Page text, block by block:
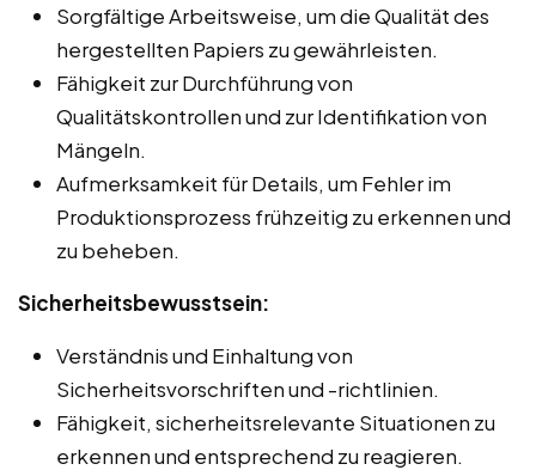
Sorgfältige Arbeitsweise, um die Qualität des
hergestellten Papiers zu gewährleisten.
Fähigkeit zur Durchführung von
Qualitätskontrollen und zur Identifikation von
Mängeln.
Aufmerksamkeit für Details, um Fehler im
Produktionsprozess frühzeitig zu erkennen und
zu beheben.
Sicherheitsbewusstsein:
Verständnis und Einhaltung von
Sicherheitsvorschriften und -richtlinien.
Fähigkeit, sicherheitsrelevante Situationen zu
erkennen und entsprechend zu reagieren.